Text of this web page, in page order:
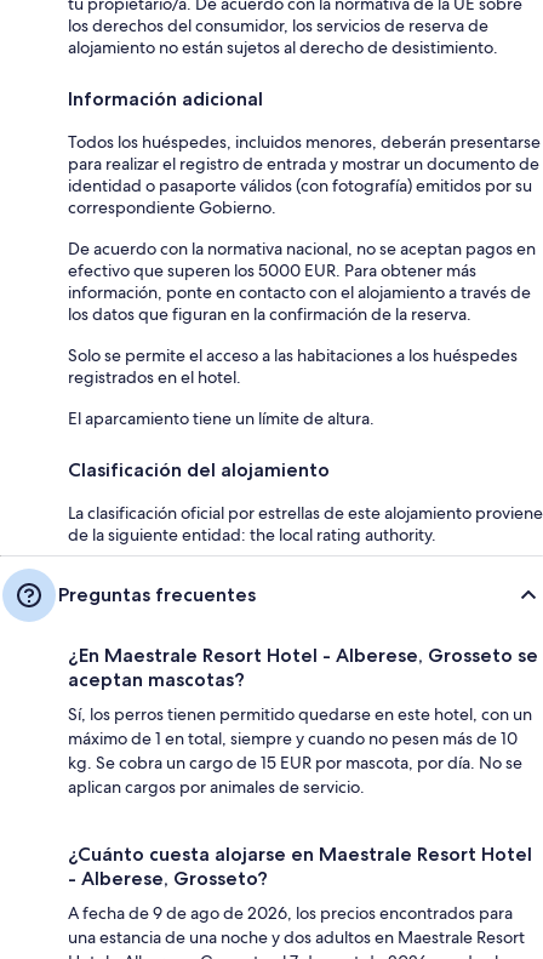
los derechos del consumidor, los servicios de reserva de
alojamiento no están sujetos al derecho de desistimiento.
Información adicional
Todos los huéspedes, incluidos menores, deberán presentarse
para realizar el registro de entrada y mostrar un documento de
identidad o pasaporte válidos (con fotografía) emitidos por su
correspondiente Gobierno.
De acuerdo con la normativa nacional, no se aceptan pagos en
efectivo que superen los 5000 EUR. Para obtener más
información, ponte en contacto con el alojamiento a través de
los datos que figuran en la confirmación de la reserva.
Solo se permite el acceso a las habitaciones a los huéspedes
registrados en el hotel.
El aparcamiento tiene un límite de altura.
Clasificación del alojamiento
La clasificación oficial por estrellas de este alojamiento proviene
de la siguiente entidad: the local rating authority.
Preguntas frecuentes
¿En Maestrale Resort Hotel - Alberese, Grosseto se
aceptan mascotas?
Sí, los perros tienen permitido quedarse en este hotel, con un
máximo de 1 en total, siempre y cuando no pesen más de 10
kg. Se cobra un cargo de 15 EUR por mascota, por día. No se
aplican cargos por animales de servicio.
¿Cuánto cuesta alojarse en Maestrale Resort Hotel
- Alberese, Grosseto?
A fecha de 9 de ago de 2026, los precios encontrados para
una estancia de una noche y dos adultos en Maestrale Resort